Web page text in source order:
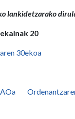
lankidetzarako
ekainak 20
30ekoa